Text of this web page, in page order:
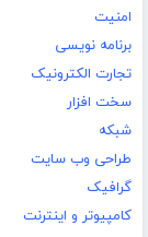
امنیت
برنامه نویسی
تجارت الکترونیک
سخت افزار
شبکه
طراحی وب سایت
گرافیک
کامپیوتر و اینترنت